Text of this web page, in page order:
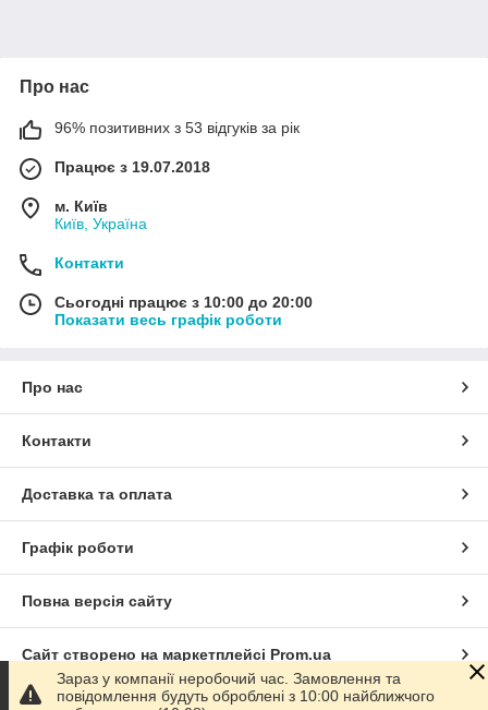
Про нас
96% позитивних з 53 відгуків за рік
Працює з 19.07.2018
м. Київ
Київ, Україна
Контакти
Сьогодні працює з 10:00 до 20:00
Показати весь графік роботи
Про нас
Контакти
Доставка та оплата
Графік роботи
Повна версія сайту
Сайт створено на маркетплейсі Prom.ua
Зараз у компанії неробочий час. Замовлення та
повідомлення будуть оброблені з 10:00 найближчого